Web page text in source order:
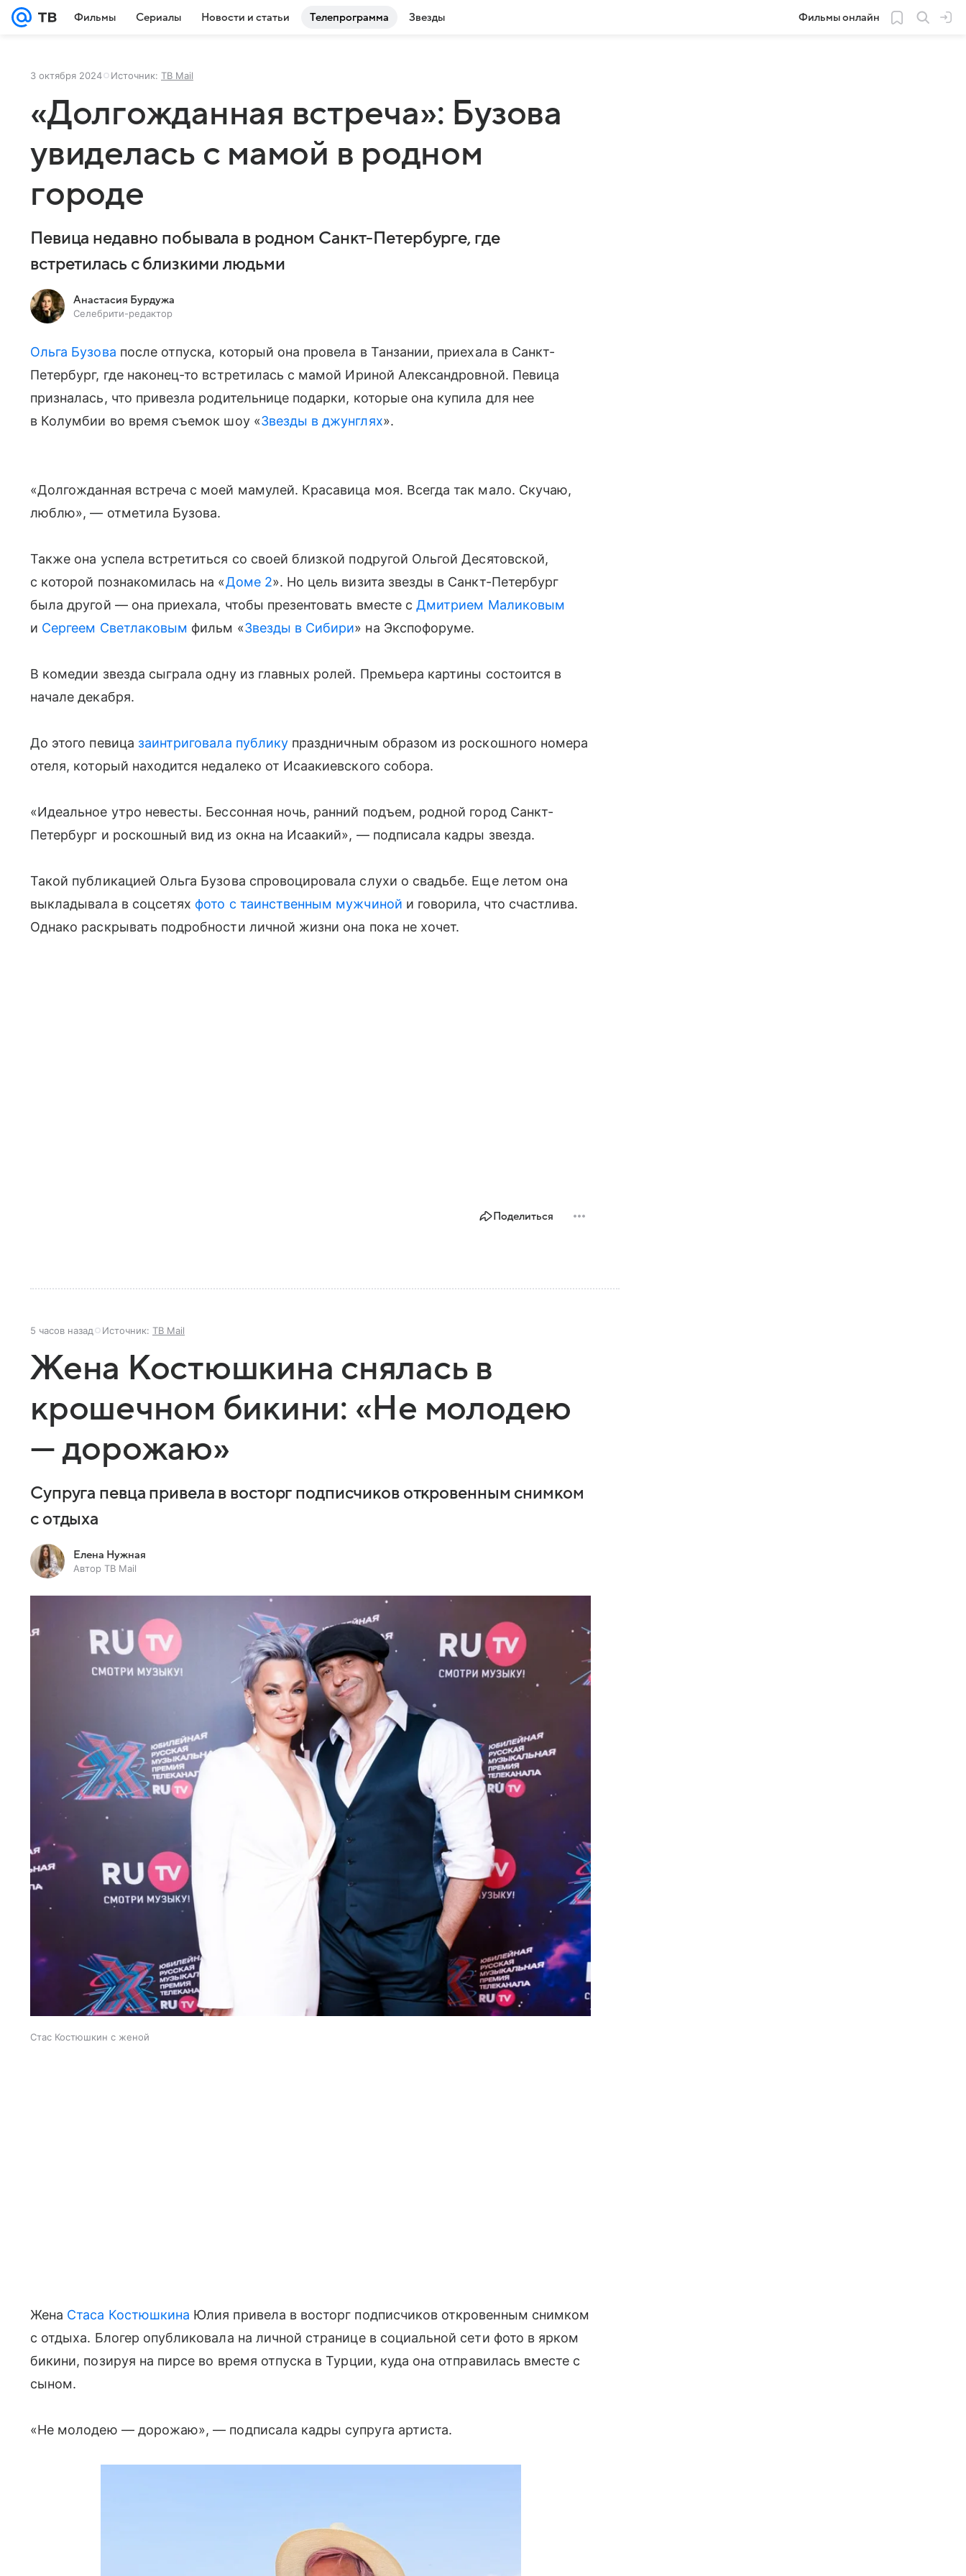
Фильмы Сериалы Новости и статьи Телепрограмма Звезды Фильмы онлайн
3 октября 2024 Источник: ТВ Mail
«Долгожданная встреча»: Бузова
увиделась с мамой в родном
городе
Певица недавно побывала в родном Санкт-Петербурге, где
встретилась с близкими людьми
Анастасия Бурдужа
Селебрити-редактор
Ольга Бузова после отпуска, который она провела в Танзании, приехала в Санкт-
Петербург, где наконец-то встретилась с мамой Ириной Александровной. Певица
призналась, что привезла родительнице подарки, которые она купила для нее
в Колумбии во время съемок шоу «Звезды в джунглях».
«Долгожданная встреча с моей мамулей. Красавица моя. Всегда так мало. Скучаю,
люблю», — отметила Бузова.
Также она успела встретиться со своей близкой подругой Ольгой Десятовской,
с которой познакомилась на «Доме 2». Но цель визита звезды в Санкт-Петербург
была другой — она приехала, чтобы презентовать вместе сДмитрием Маликовым
и Сергеем Светлаковым фильм «Звезды в Сибири» на Экспофоруме.
В комедии звезда сыграла одну из главных ролей. Премьера картины состоится в
начале декабря.
До этого певица заинтриговала публику праздничным образом из роскошного номера
отеля, который находится недалеко от Исаакиевского собора.
«Идеальное утро невесты. Бессонная ночь, ранний подъем, родной город Санкт-
Петербург и роскошный вид из окна на Исаакий», — подписала кадры звезда.
Такой публикацией Ольга Бузова спровоцировала слухи о свадьбе. Еще летом она
выкладывала в соцсетях фото с таинственным мужчиной и говорила, что счастлива.
Однако раскрывать подробности личной жизни она пока не хочет.
Поделиться
5 часов назад Источник: ТВ Mail
Жена Костюшкина снялась в
крошечном бикини: «Не молодею
— дорожаю»
Супруга певца привела в восторг подписчиков откровенным снимком
с отдыха
Елена Нужная
Автор ТВ Mail
Стас Костюшкин с женой
Жена Стаса Костюшкина Юлия привела в восторг подписчиков откровенным снимком
с отдыха. Блогер опубликовала на личной странице в социальной сети фото в ярком
бикини, позируя на пирсе во время отпуска в Турции, куда она отправилась вместе с
сыном.
«Не молодею — дорожаю», — подписала кадры супруга артиста.